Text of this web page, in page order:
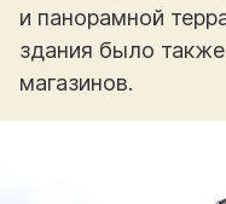
и панорамной
здания было
магазинов.